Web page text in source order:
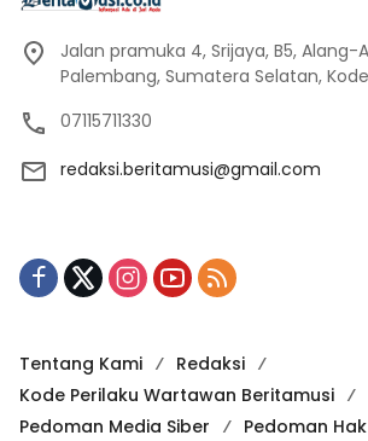
Jalan pramuka 4, Srijaya, B5, Alang-
Palembang, Sumatera Selatan,
07115711330
redaksi.beritamusi@gmail.com
Tentang Kami
Redaksi
Kode Perilaku Wartawan Beritamusi
Pedoman Media Siber
Pedoman